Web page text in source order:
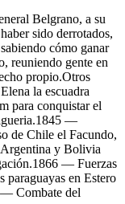
Belgrano, a su
sido derrotados,
cómo ganar
reuniendo gente en
propio.Otros
la escuadra
para conquistar el
—
de Chile el Facundo,
y Bolivia
— Fuerzas
paraguayas en Estero
— Combate del